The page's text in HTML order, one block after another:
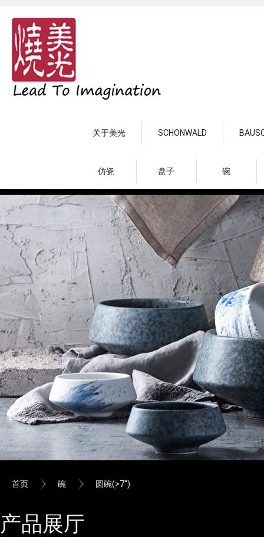
关于美光 SCHONWALD
仿瓷 盘子 碗
首页 碗 圆碗(>7")
产品展厅